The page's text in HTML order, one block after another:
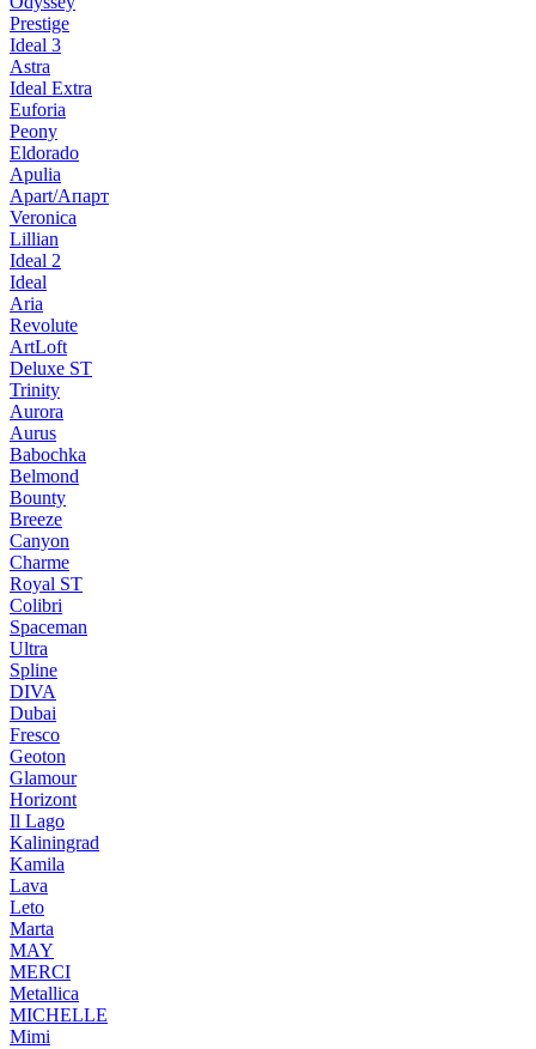
Prestige
Ideal 3
Astra
Ideal Extra
Euforia
Peony
Eldorado
Apulia
Apart/Апарт
Veronica
Lillian
Ideal 2
Ideal
Aria
Revolute
ArtLoft
Deluxe ST
Trinity
Aurora
Aurus
Babochka
Belmond
Bounty
Breeze
Canуon
Charme
Royal ST
Colibri
Spaceman
Ultra
Spline
DIVA
Dubai
Fresco
Geoton
Glamour
Horizont
Il Lago
Kaliningrad
Kamila
Lava
Leto
Marta
MAY
MERCI
Metallica
MICHELLE
Mimi